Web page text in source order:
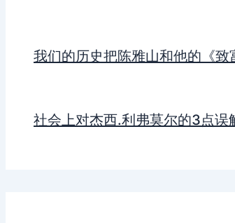
我们的历史把陈雅山和他的《致
社会上对杰西.利弗莫尔的3点误